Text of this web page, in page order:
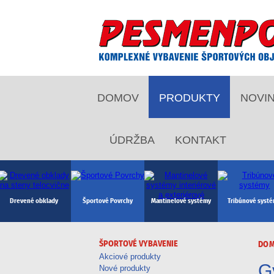
DOMOV PRODUKTY
ÚDRŽBA KONTAKT
Drevené obklady Športové Povrchy Mantinelové systémy Tribúnové
Stolný tenis, ping
Florbal
ŠPORTOVÉ VYBAVENIE
Akciové produkty
Nové produkty